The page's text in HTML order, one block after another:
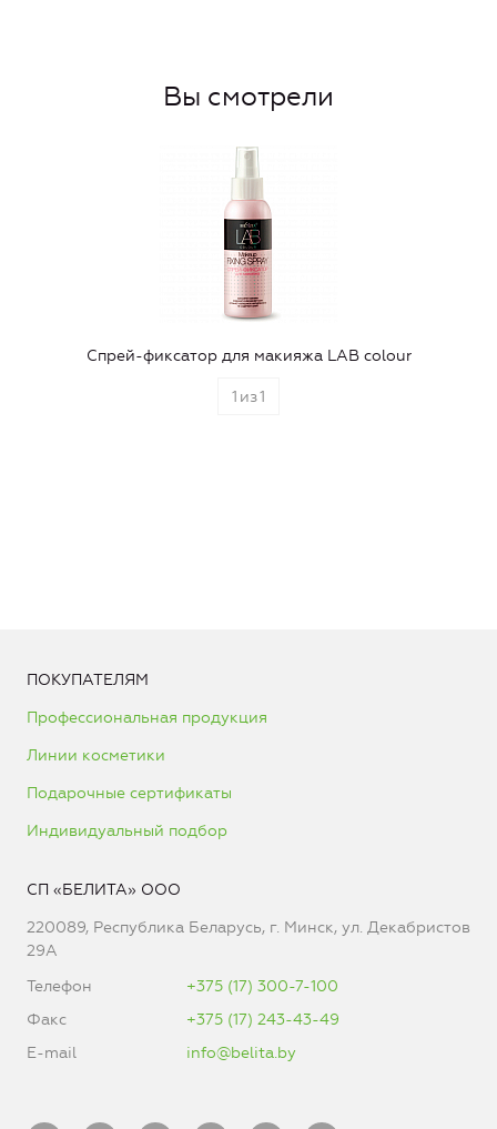
Вы смотрели
Спрей-фиксатор для макияжа LAB colour
1 из1
ПОКУПАТЕЛЯМ
Профессиональная продукция
Линии косметики
Подарочные сертификаты
Индивидуальный подбор
СП «БЕЛИТА» ООО
220089, Республика Беларусь, г. Минск, ул. Декабристов
29А
Телефон
+375 (17) 300-7-100
Факс
+375 (17) 243-43-49
E-mail
info@belita.by